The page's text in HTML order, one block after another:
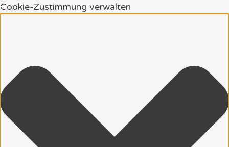
Cookie-Zustimmung verwalten